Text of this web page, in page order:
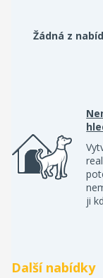
Žádná z
ji
Další nabídky